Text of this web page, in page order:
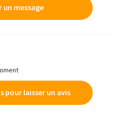
un message
pour laisser un avis